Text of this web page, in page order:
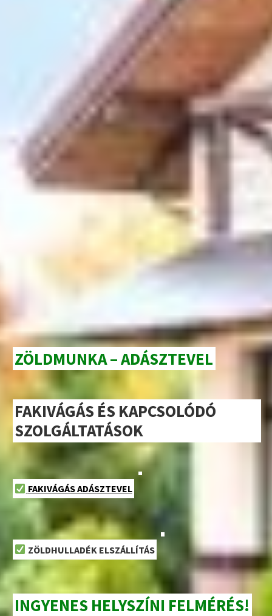
ZÖLDMUNKA – ADÁSZTEVEL
FAKIVÁGÁS ÉS KAPCSOLÓDÓ
SZOLGÁLTATÁSOK
FAKIVÁGÁS ADÁSZTEVEL
ZÖLDHULLADÉK ELSZÁLLÍTÁS
INGYENES HELYSZÍNI FELMÉRÉS!